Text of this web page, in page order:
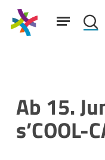
Skip
mainSuchfeld:
Menu
Ab 15.
s’COOL-